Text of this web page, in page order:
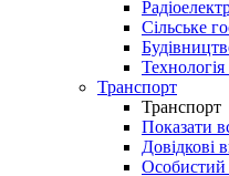
Сільське
Транспорт
Транспорт
Показати
Довідкові
Особистий